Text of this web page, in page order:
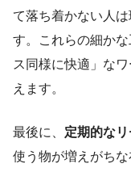
て落ち着かない人
す。これらの細か
ス同様に快適」な
えます。
最後に、 定期的なリ
使う物が増えがち